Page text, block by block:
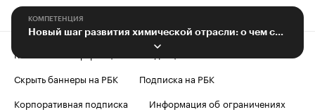
КОМПЕТЕНЦИЯ
Новый шаг развития химической отрасли: о чем соглашение «Газпром нефти»
Контактная информация
Скрыть баннеры на РБК
Подписка на РБК
Корпоративная подписка
Информация об ограничениях